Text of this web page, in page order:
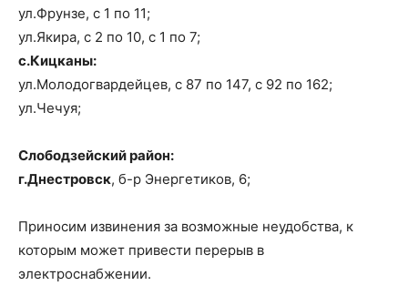
ул.Фрунзе, с 1 по 11;
ул.Якира, с 2 по 10, с 1 по 7;
с.Кицканы:
ул.Молодогвардейцев, с 87 по 147, с 92 по 162;
ул.Чечуя;
Слободзейский район:
г.Днестровск, б-р Энергетиков, 6;
Приносим извинения за возможные неудобства, к
которым может привести перерыв в
электроснабжении.